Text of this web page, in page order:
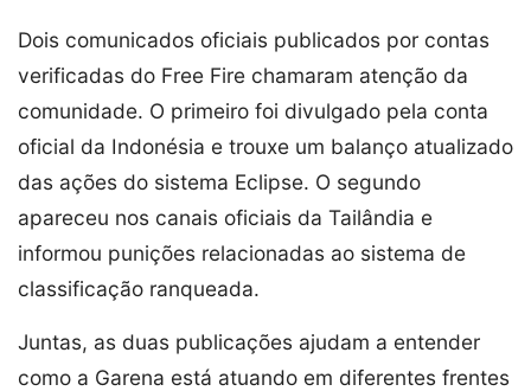
Dois comunicados oficiais publicados por contas
verificadas do Free Fire chamaram atenção da
comunidade. O primeiro foi divulgado pela conta
oficial da Indonésia e trouxe um balanço atualizado
das ações do sistema Eclipse. O segundo
apareceu nos canais oficiais da Tailândia e
informou punições relacionadas ao sistema de
classificação ranqueada.
Juntas, as duas publicações ajudam a entender
como a Garena está atuando em diferentes frentes